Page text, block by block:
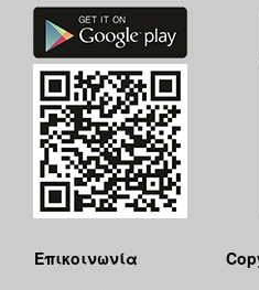
Επικοινωνία